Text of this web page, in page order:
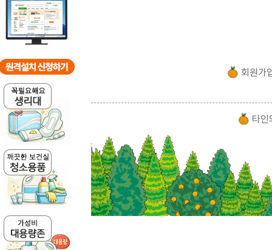
회원가
타인